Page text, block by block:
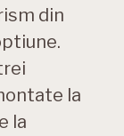
din
la
la